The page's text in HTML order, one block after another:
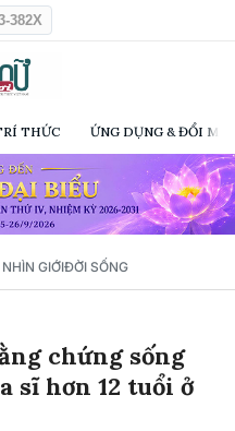
382X
THỨC ỨNG DỤNG & ĐỔI
GIỚIĐỜI SỐNG
chứng sống
sĩ hơn 12 tuổi ở